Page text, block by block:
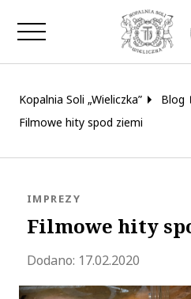
Zamknij
Kopalnia Soli „Wieliczka” Blog
Filmowe hity spod ziemi
Filmowe hity
KATEGORIA:
IMPREZY
Dodano: 17.02.2020